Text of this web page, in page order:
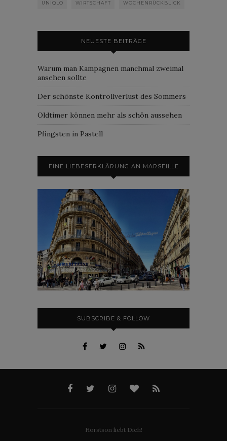
UNIQLO WIRTSCHAFT WOCHENRÜCKBLICK
NEUESTE BEITRÄGE
Warum man Kampagnen manchmal zweimal
ansehen sollte
Der schönste Kontrollverlust des Sommers
Oldtimer können mehr als schön aussehen
Pfingsten in Pastell
EINE LIEBESERKLÄRUNG AN MARSEILLE
SUBSCRIBE & FOLLOW
Horstson liebt Dich!